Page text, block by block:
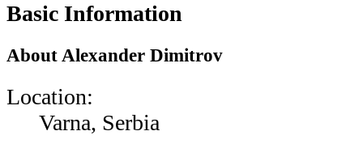
Basic Information
About Alexander Dimitrov
Location:
Varna, Serbia